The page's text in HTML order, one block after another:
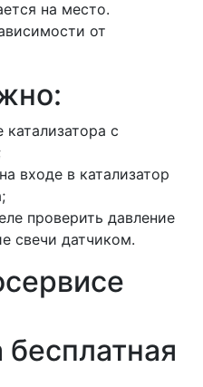
на место.
от
катализатора с
входе в катализатор
проверить давление
свечи датчиком.
бесплатная